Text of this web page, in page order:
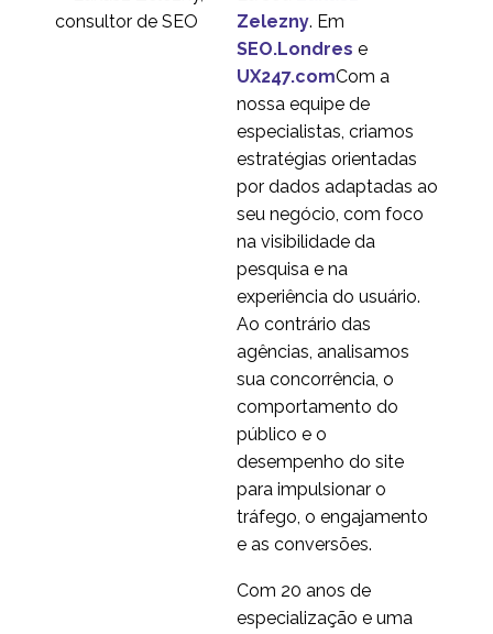
multiplataforma
Boden - Pesquisa com
usuários na China
3
Erros comuns de
1
Experiência do usuário
1
O iPhone não é igual a
usabilidade móvel
1
Novo guia eletrônico
sobre a taxonomia do
comércio eletrônico e o
impacto na conversão
1
Revisão do cliente e
0
Navegador móvel vs
Penetração do
Bonmarche - Teste de
Zelezny. Em
SEO.Londres e
UX247.comCom a
nossa equipe de
especialistas, criamos
estratégias orientadas
por dados adaptadas ao
seu negócio, com foco
na visibilidade da
pesquisa e na
experiência do usuário.
Ao contrário das
agências, analisamos
sua concorrência, o
comportamento do
público e o
desempenho do site
para impulsionar o
tráfego, o engajamento
e as conversões.
Com 20 anos de
especialização e uma